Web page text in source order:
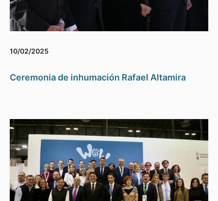
10/02/2025
Ceremonia de inhumación Rafael Altamira